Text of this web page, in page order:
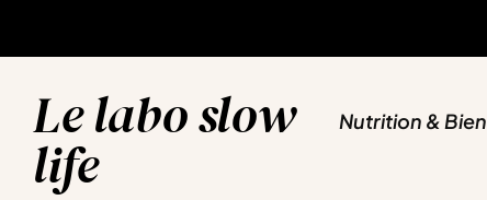
Le labo slow
life
Nutrition &